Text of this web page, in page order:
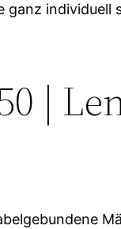
ganz individuell
|